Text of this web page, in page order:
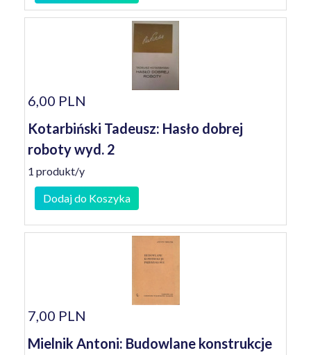
6,00 PLN
Kotarbiński Tadeusz: Hasło dobrej
roboty wyd. 2
1 produkt/y
Dodaj do Koszyka
7,00 PLN
Mielnik Antoni: Budowlane konstrukcje